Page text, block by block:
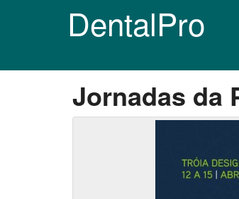
DentalPro
Jornadas da